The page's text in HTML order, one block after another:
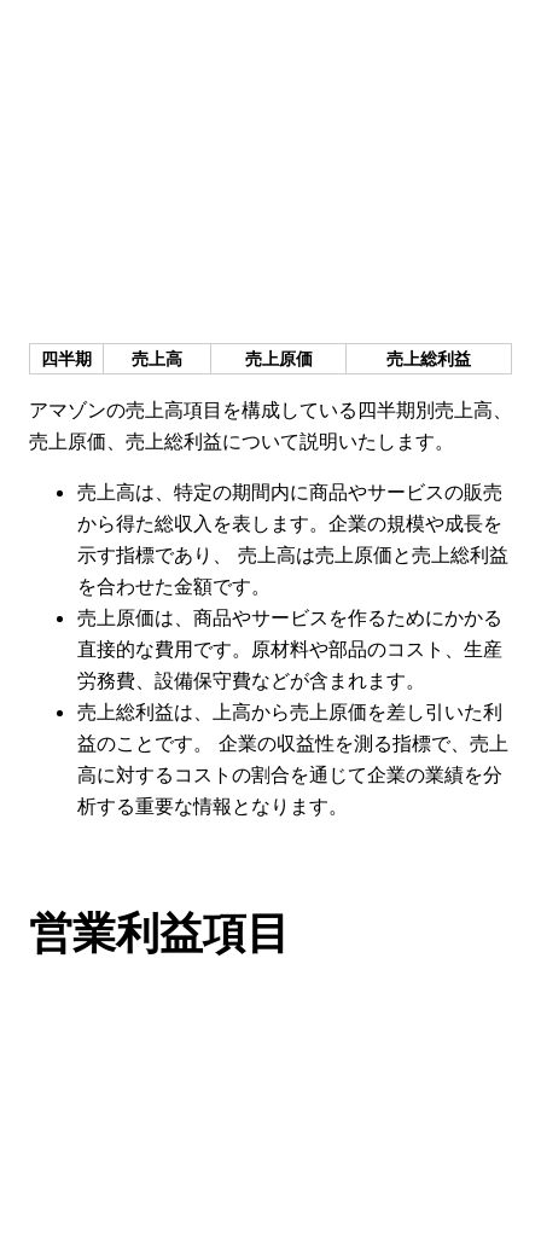
四半期 売上高 売上原価 売上総利益
アマゾンの売上高項目を構成している四半期別売上高、
売上原価、売上総利益について説明いたします。
売上高は、特定の期間内に商品やサービスの販売
から得た総収入を表します。企業の規模や成長を
示す指標であり、 売上高は売上原価と売上総利益
を合わせた金額です。
売上原価は、商品やサービスを作るためにかかる
直接的な費用です。原材料や部品のコスト、生産
労務費、設備保守費などが含まれます。
売上総利益は、上高から売上原価を差し引いた利
益のことです。 企業の収益性を測る指標で、売上
高に対するコストの割合を通じて企業の業績を分
析する重要な情報となります。
営業利益項目